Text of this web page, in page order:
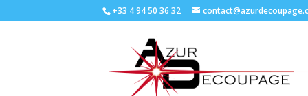
+33 4 94 50 36 32